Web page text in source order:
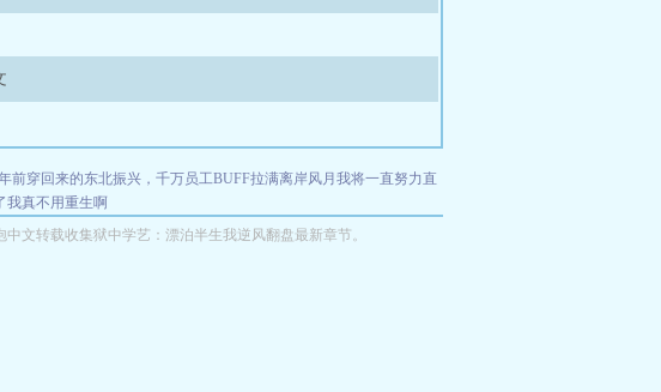
前穿回来的东北振兴，千万员工BUFF拉满离岸风月 我将一直努力直
我真不用重生啊
文转载收集狱中学艺：漂泊半生我逆风翻盘最新章节。